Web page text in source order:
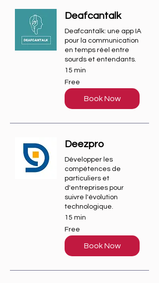
Deafcantalk
Deafcantalk: une app IA
pour la communication
en temps réel entre
sourds et entendants.
15 min
Free
Free
Book Now
Deezpro
Développer les
compétences de
particuliers et
d'entreprises pour
suivre l'évolution
technologique.
15 min
Free
Free
Book Now